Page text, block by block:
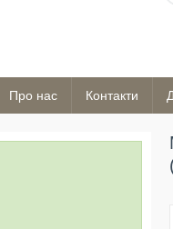
Про нас Контакти